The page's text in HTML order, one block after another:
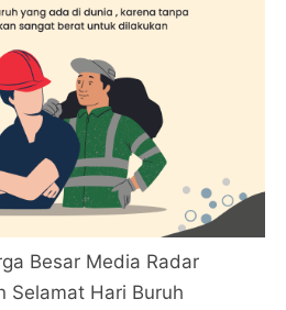
Besar Media Radar
Selamat Hari Buruh